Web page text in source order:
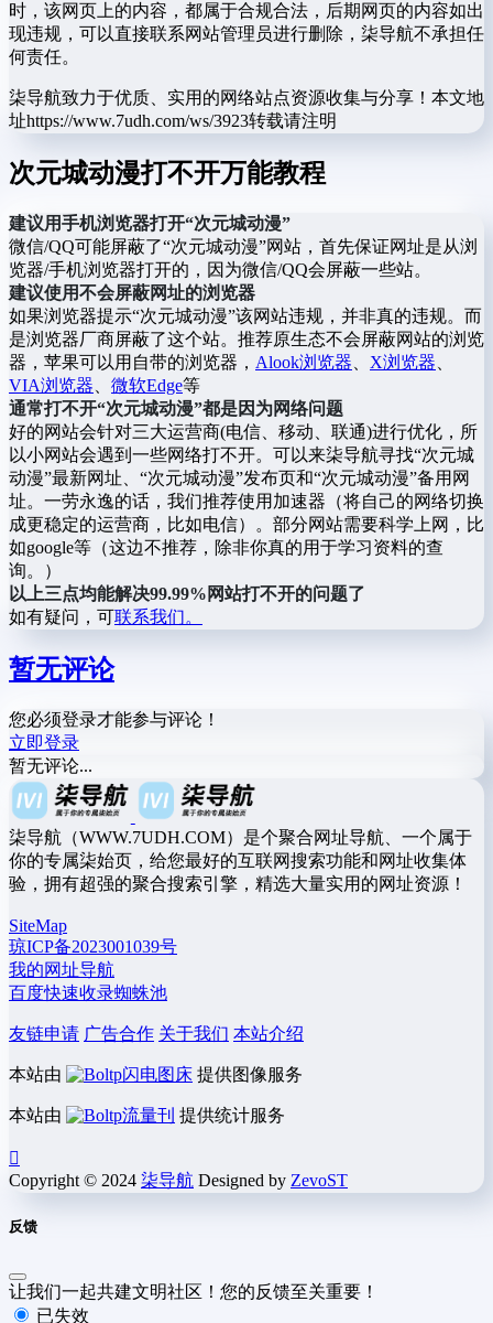
时，该网页上的内容，都属于合规合法，后期网页的内容如出
现违规，可以直接联系网站管理员进行删除，柒导航不承担任
何责任。
柒导航致力于优质、实用的网络站点资源收集与分享！ 本文地
址https://www.7udh.com/ws/3923转载请注明
次元城动漫打不开万能教程
建议用手机浏览器打开“次元城动漫”
微信/QQ可能屏蔽了“次元城动漫”网站，首先保证网址是从浏
览器/手机浏览器打开的，因为微信/QQ会屏蔽一些站。
建议使用不会屏蔽网址的浏览器
如果浏览器提示“次元城动漫”该网站违规，并非真的违规。而
是浏览器厂商屏蔽了这个站。推荐原生态不会屏蔽网站的浏览
器，苹果可以用自带的浏览器， Alook浏览器 X浏览器
VIA浏览器
微软Edge等
通常打不开“次元城动漫”都是因为网络问题
好的网站会针对三大运营商(电信、移动、联通)进行优化，所
以小网站会遇到一些网络打不开。可以来柒导航寻找“次元城
动漫”最新网址、“次元城动漫”发布页和“次元城动漫”备用网
址。一劳永逸的话，我们推荐使用加速器（将自己的网络切换
成更稳定的运营商，比如电信）。部分网站需要科学上网，比
如google等（这边不推荐，除非你真的用于学习资料的查
询。）
以上三点均能解决99.99%网站打不开的问题了
如有疑问，可联系我们。
暂无评论
您必须登录才能参与评论！
立即登录
暂无评论...
柒导航（WWW.7UDH.COM）是个聚合网址导航、一个属于
你的专属柒始页，给您最好的互联网搜索功能和网址收集体
验，拥有超强的聚合搜索引擎，精选大量实用的网址资源！
SiteMap
琼ICP备2023001039号
我的网址导航
百度快速收录蜘蛛池
友链申请 广告合作 关于我们 本站介绍
本站由 闪电图床 提供图像服务
本站由 流量刊 提供统计服务
Copyright © 2024 柒导航 Designed by ZevoST
反馈
让我们一起共建文明社区！您的反馈至关重要！
已失效